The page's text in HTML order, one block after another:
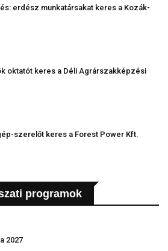
erdész munkatársakat keres a Kozák-
oktatót keres a Déli Agrárszakképzési
szerelőt keres a Forest Power Kft.
programok
2027